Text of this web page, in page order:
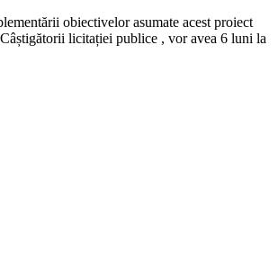
obiectivelor asumate acest proiect
licitației publice , vor avea 6 luni la